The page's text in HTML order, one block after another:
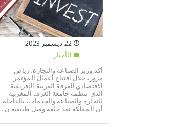
الأخبار
أكد وزير الصناعة والتجارة، رياض
مزور، خلال افتتاح أعمال المؤتمر
الاقتصادي للغرفة العربية الإفريقية
الذي تنظمه جامعة الغرف المغربية
للتجارة والصناعة والخدمات، بالداخلة،
أن المملكة تعد حلقة وصل طبيعية ن...